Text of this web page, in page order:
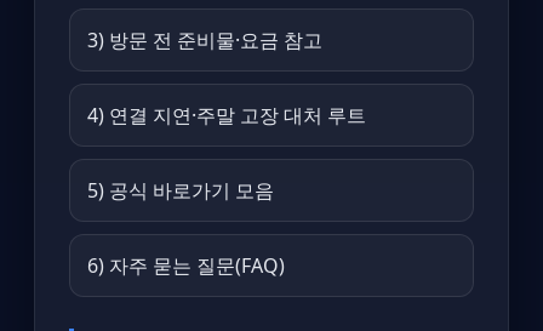
3) 방문 전 준비물·요금 참고
4) 연결 지연·주말 고장 대처 루트
5) 공식 바로가기 모음
6) 자주 묻는 질문(FAQ)